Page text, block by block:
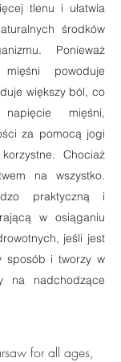
tlenu i ułatwia
środków
Ponieważ
mięśni powoduje
większy ból, co
mięśni,
za pomocą jogi
Chociaż
na wszystko.
praktyczną i
w osiąganiu
jeśli jest
sposób i tworzy w
na nadchodzące
for all ages,